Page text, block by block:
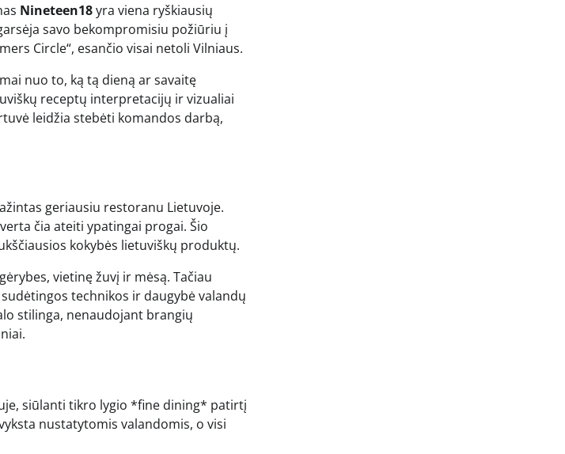
Nineteen18yra viena ryškiausių
savo bekompromisiu požiūriu į
Circle“, esančio visai netoli Vilniaus.
nuo to, ką tą dieną ar savaitę
receptų interpretacijų ir vizualiai
leidžia stebėti komandos darbą,
geriausiu restoranu Lietuvoje.
čia ateiti ypatingai progai. Šio
kokybės lietuviškų produktų.
vietinę žuvį ir mėsą. Tačiau
technikos ir daugybė valandų
stilinga, nenaudojant brangių
siūlanti tikro lygio *fine dining* patirtį
nustatytomis valandomis, o visi